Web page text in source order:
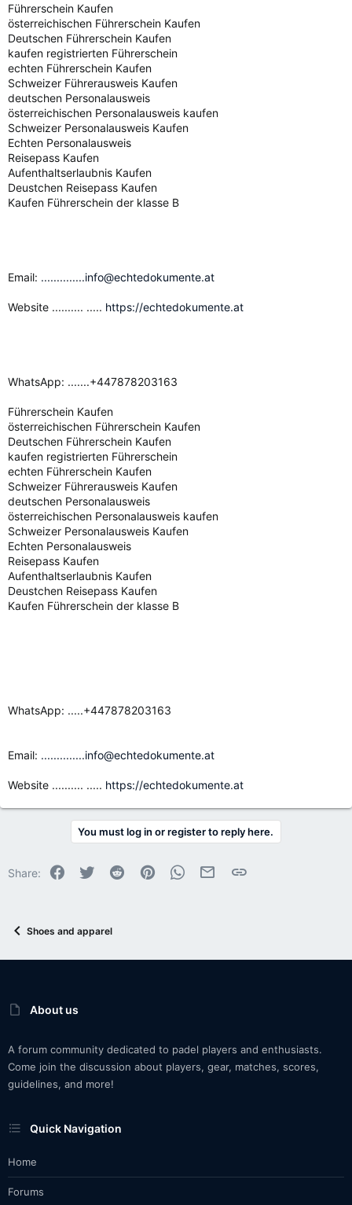
Führerschein Kaufen
österreichischen Führerschein Kaufen
Deutschen Führerschein Kaufen
kaufen registrierten Führerschein
echten Führerschein Kaufen
Schweizer Führerausweis Kaufen
deutschen Personalausweis
österreichischen Personalausweis kaufen
Schweizer Personalausweis Kaufen
Echten Personalausweis
Reisepass Kaufen
Aufenthaltserlaubnis Kaufen
Deustchen Reisepass Kaufen
Kaufen Führerschein der klasse B
Email: ..............info@echtedokumente.at
Website .......... ..... https://echtedokumente.at
WhatsApp: .......+447878203163
Führerschein Kaufen
österreichischen Führerschein Kaufen
Deutschen Führerschein Kaufen
kaufen registrierten Führerschein
echten Führerschein Kaufen
Schweizer Führerausweis Kaufen
deutschen Personalausweis
österreichischen Personalausweis kaufen
Schweizer Personalausweis Kaufen
Echten Personalausweis
Reisepass Kaufen
Aufenthaltserlaubnis Kaufen
Deustchen Reisepass Kaufen
Kaufen Führerschein der klasse B
WhatsApp: .....+447878203163
Email: ..............info@echtedokumente.at
Website .......... ..... https://echtedokumente.at
You must log in or register to reply here.
Share: Facebook
Twitter Reddit PinterestWhatsApp
Email Link
Shoes and apparel
About us
A forum community dedicated to padel players and enthusiasts.
Come join the discussion about players, gear, matches, scores,
guidelines, and more!
Quick Navigation
Home
Forums